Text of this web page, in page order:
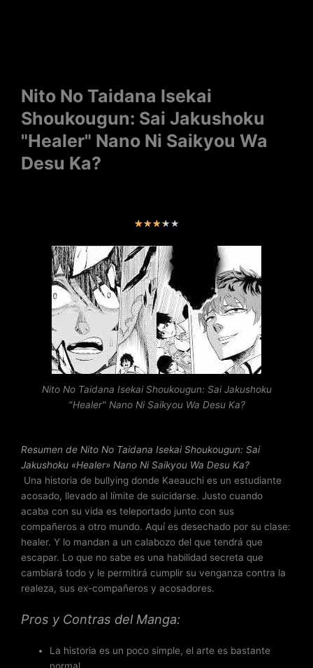
Nito No Taidana Isekai
Shoukougun: Sai Jakushoku
"Healer" Nano Ni Saikyou Wa
Desu Ka?
★★★★★V
a
d
o
o
n
3
.
e
5
Nito No Taidana Isekai Shoukougun: Sai Jakushoku
"Healer" Nano Ni Saikyou Wa Desu Ka?
Resumen de Nito No Taidana Isekai Shoukougun: Sai
Jakushoku «Healer» Nano Ni Saikyou Wa Desu Ka?
Una historia de bullying donde Kaeauchi es un estudiante
acosado, llevado al límite de suicidarse. Justo cuando
acaba con su vida es teleportado junto con sus
compañeros a otro mundo. Aquí es desechado por su clase:
healer. Y lo mandan a un calabozo del que tendrá que
escapar. Lo que no sabe es una habilidad secreta que
cambiará todo y le permitirá cumplir su venganza contra la
realeza, sus ex-compañeros y acosadores.
Pros y Contras del Manga:
La historia es un poco simple, el arte es bastante